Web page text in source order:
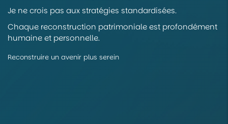
Je ne crois pas aux stratégies standardisées.
Chaque reconstruction patrimoniale est profondément
humaine et personnelle.
Reconstruire un avenir plus serein